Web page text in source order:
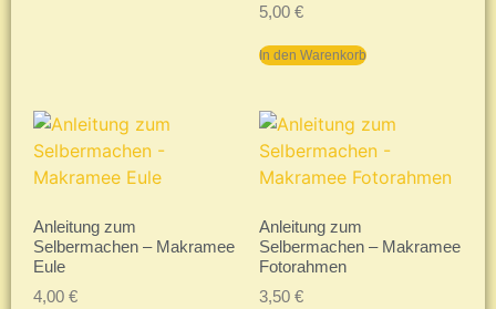
5,00 €
In den Warenkorb
Anleitung zum
Selbermachen – Makramee
Eule
4,00 €
Anleitung zum
Selbermachen – Makramee
Fotorahmen
3,50 €